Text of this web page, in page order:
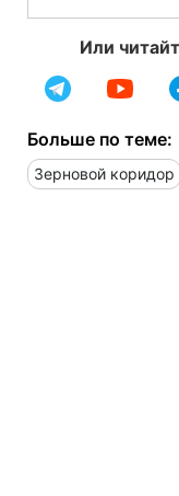
Или
Больше по теме:
Зерновой коридор